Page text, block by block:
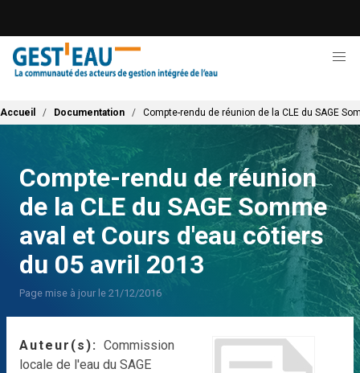
contenu
principal
Fil d'Ariane
Accueil Documentation Compte-rendu de réunion de la CLE du SAGE
Compte-rendu de réunion
de la CLE du SAGE Somme
aval et Cours d'eau côtiers
du 05 avril 2013
Page mise à jour le 21/12/2016
Auteur(s)
Commission
locale de l'eau du SAGE